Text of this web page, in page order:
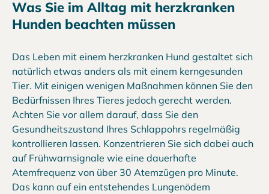
Was Sie im Alltag mit herzkranken
Hunden beachten müssen
Das Leben mit einem herzkranken Hund gestaltet sich
natürlich etwas anders als mit einem kerngesunden
Tier. Mit einigen wenigen Maßnahmen können Sie den
Bedürfnissen Ihres Tieres jedoch gerecht werden.
Achten Sie vor allem darauf, dass Sie den
Gesundheitszustand Ihres Schlappohrs regelmäßig
kontrollieren lassen. Konzentrieren Sie sich dabei auch
auf Frühwarnsignale wie eine dauerhafte
Atemfrequenz von über 30 Atemzügen pro Minute.
Das kann auf ein entstehendes Lungenödem